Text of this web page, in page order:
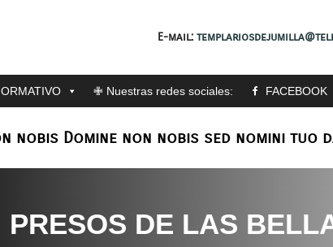
E-mail:
✙ Nuestras redes sociales: FACEBOOK
nobis Domine non nobis sed nomini tuo
DE LAS